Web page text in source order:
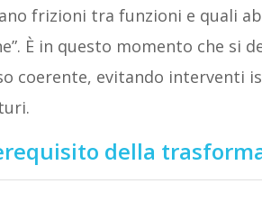
frizioni tra funzioni e quali
È in questo momento che si
coerente, evitando interventi
della